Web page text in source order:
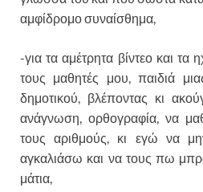
αμφίδρομο συναίσθημα,
-για τα αμέτρητα βίντεο και τα
τους μαθητές μου, παιδιά
δημοτικού, βλέποντας κι
ανάγνωση, ορθογραφία, να
τους αριθμούς, κι εγώ να
αγκαλιάσω και να τους πω
μάτια,